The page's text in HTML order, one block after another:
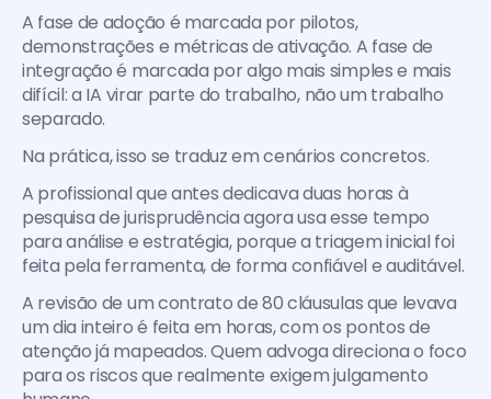
A fase de adoção é marcada por pilotos,
demonstrações e métricas de ativação. A fase de
integração é marcada por algo mais simples e mais
difícil: a IA virar parte do trabalho, não um trabalho
separado.
Na prática, isso se traduz em cenários concretos.
A profissional que antes dedicava duas horas à
pesquisa de jurisprudência agora usa esse tempo
para análise e estratégia, porque a triagem inicial foi
feita pela ferramenta, de forma confiável e auditável.
A revisão de um contrato de 80 cláusulas que levava
um dia inteiro é feita em horas, com os pontos de
atenção já mapeados. Quem advoga direciona o foco
para os riscos que realmente exigem julgamento